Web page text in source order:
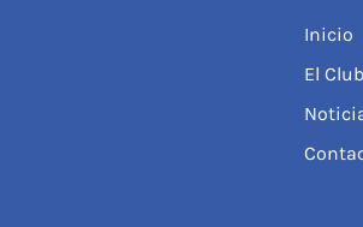
Inicio
El Club